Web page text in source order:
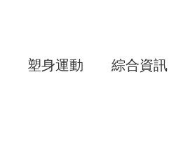
塑身運動 綜合資訊